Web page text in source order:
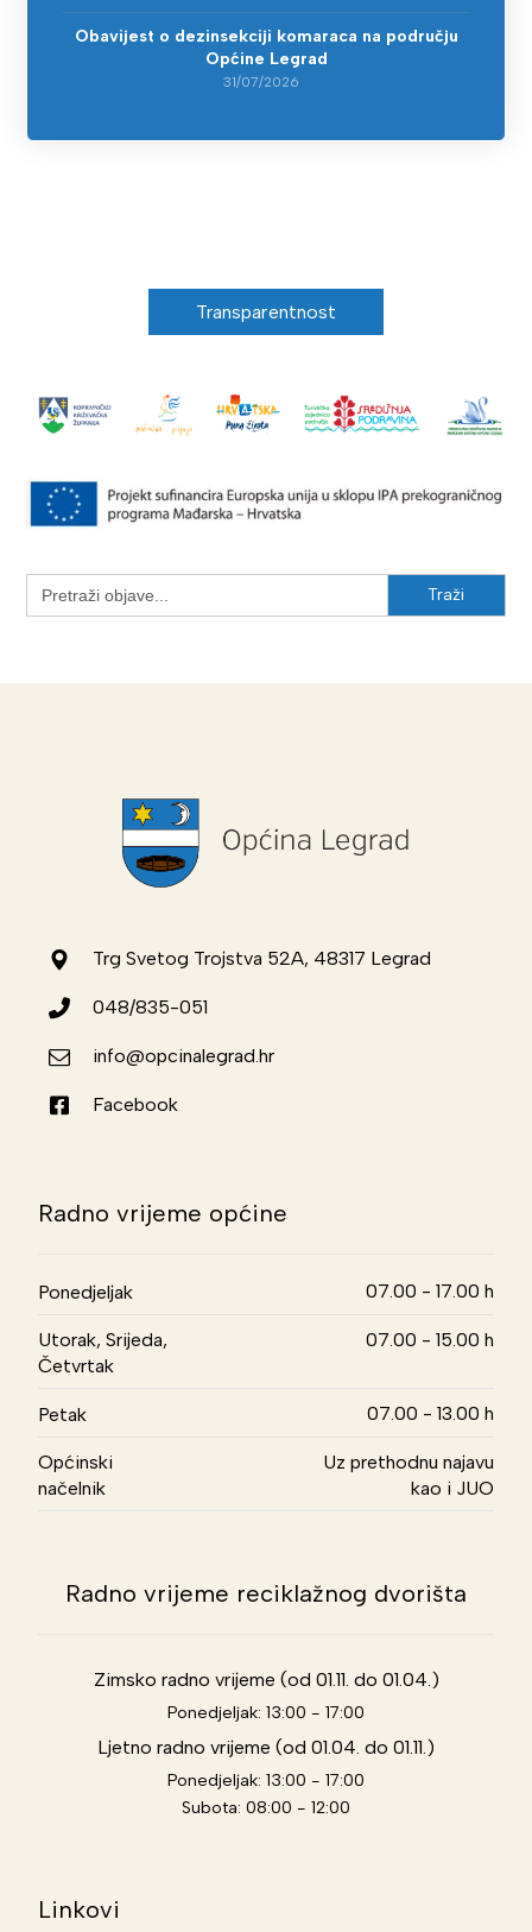
Obavijest o dezinsekciji komaraca na području
Općine Legrad
31/07/2026
Transparentnost
Search
for:
Trg Svetog Trojstva 52A, 48317 Legrad
048/835-051
info@opcinalegrad.hr
Facebook
Radno vrijeme općine
Ponedjeljak 07.00 - 17.00 h
Utorak, Srijeda,
Četvrtak
07.00 - 15.00 h
Petak 07.00 - 13.00 h
Općinski
načelnik
Uz prethodnu najavu
kao i JUO
Radno vrijeme reciklažnog dvorišta
Zimsko radno vrijeme (od 01.11. do 01.04.)
Ponedjeljak: 13:00 - 17:00
Ljetno radno vrijeme (od 01.04. do 01.11.)
Ponedjeljak: 13:00 - 17:00
Subota: 08:00 - 12:00
Linkovi